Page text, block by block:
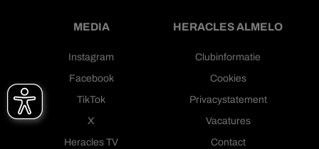
MEDIA
Instagram
Facebook
TikTok
X
Heracles TV
HERACLES ALMELO
Clubinformatie
Cookies
Privacystatement
Vacatures
Contact